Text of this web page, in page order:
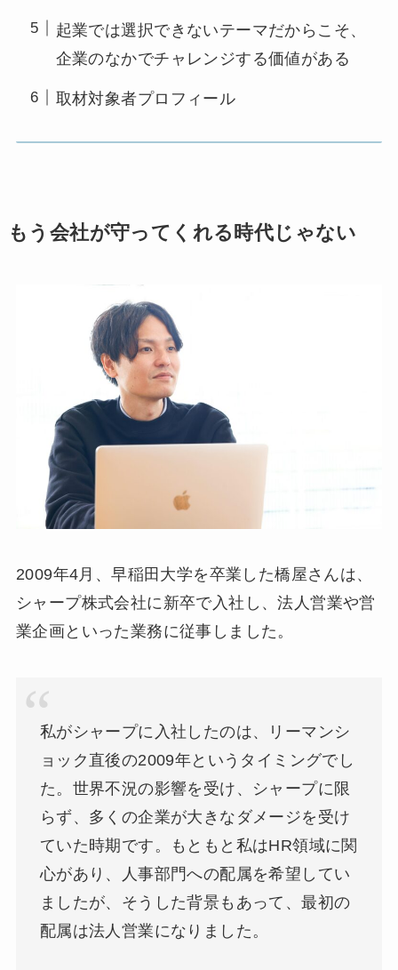
起業では選択できないテーマだからこそ、
企業のなかでチャレンジする価値がある
取材対象者プロフィール
もう会社が守ってくれる時代じゃない
2009年4月、早稲田大学を卒業した橋屋さんは、
シャープ株式会社に新卒で入社し、法人営業や営
業企画といった業務に従事しました。
私がシャープに入社したのは、リーマンシ
ョック直後の2009年というタイミングでし
た。世界不況の影響を受け、シャープに限
らず、多くの企業が大きなダメージを受け
ていた時期です。もともと私はHR領域に関
心があり、人事部門への配属を希望してい
ましたが、そうした背景もあって、最初の
配属は法人営業になりました。